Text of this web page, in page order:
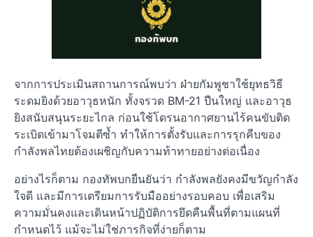
จากการประเมินสถานการณ์พบว่า ฝ่ายกัมพูชาใช้ยุทธวิธี
ระดมยิงด้วยอาวุธหนัก ทั้งจรวด BM-21 ปืนใหญ่ และอาวุธ
ยิงสนับสนุนระยะไกล ก่อนใช้โดรนอากาศยานไร้คนขับติด
ระเบิดเข้ามาโจมตีซ้ำ ทำให้การตั้งรับและการรุกคืบของ
กำลังพลไทยต้องเผชิญกับความท้าทายอย่างต่อเนื่อง
อย่างไรก็ตาม กองทัพบกยืนยันว่า กำลังพลยังคงมีขวัญกำลัง
ใจดี และมีการเตรียมการรับมืออย่างรอบคอบ เพื่อเสริม
ความมั่นคงและเดินหน้าปฏิบัติการยึดคืนพื้นที่ตามแผนที่
กำหนดไว้ แม้จะไม่ใช่ภารกิจที่ง่ายก็ตาม